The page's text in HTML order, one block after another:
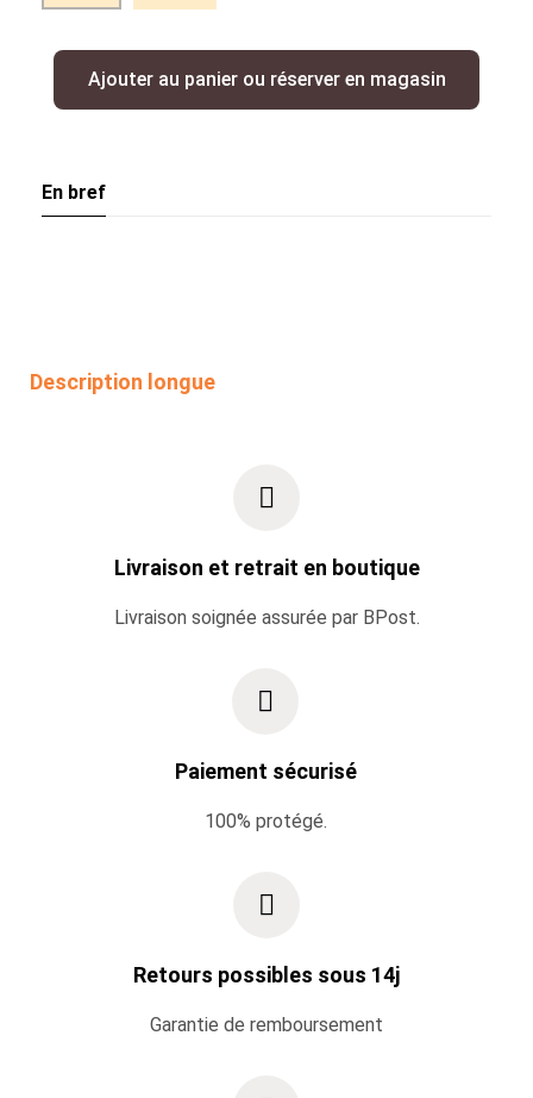
Ajouter au panier ou réserver en magasin
En bref
Description longue
Livraison et retrait en boutique
Livraison soignée assurée par BPost.
Paiement sécurisé
100% protégé.
Retours possibles sous 14j
Garantie de remboursement